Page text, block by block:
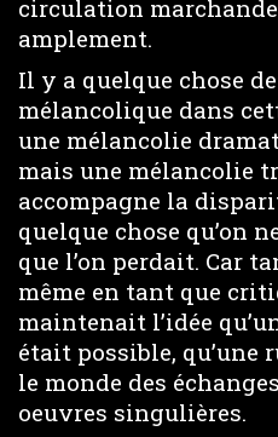
circulation
amplement.
Il y a quelque chose
mélancolique dans
une mélancolie
mais une mélancolie
accompagne la
quelque chose qu’on
que l’on perdait. Car
même en tant que
maintenait l’idée
était possible,
le monde des
oeuvres singulières.